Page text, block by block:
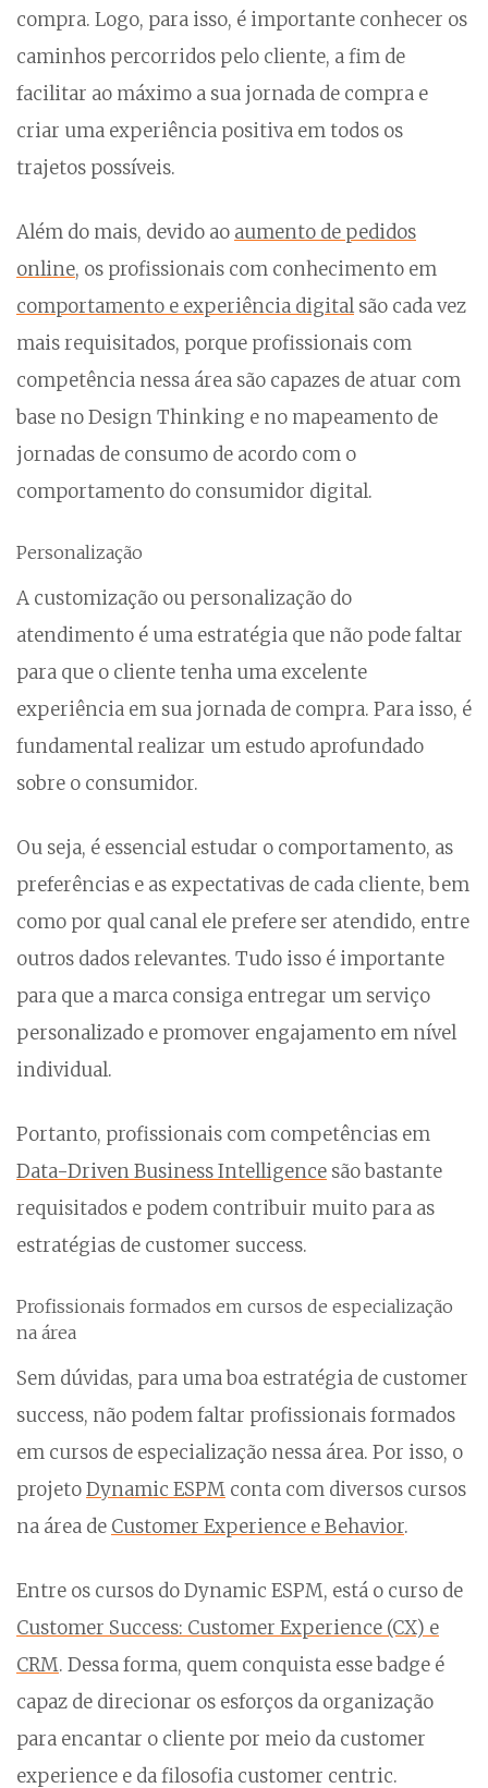
compra. Logo, para isso, é importante conhecer os
caminhos percorridos pelo cliente, a fim de
facilitar ao máximo a sua jornada de compra e
criar uma experiência positiva em todos os
trajetos possíveis.
Além do mais, devido ao aumento de pedidos
online, os profissionais com conhecimento em
comportamento e experiência digital são cada vez
mais requisitados, porque profissionais com
competência nessa área são capazes de atuar com
base no Design Thinking e no mapeamento de
jornadas de consumo de acordo com o
comportamento do consumidor digital.
Personalização
A customização ou personalização do
atendimento é uma estratégia que não pode faltar
para que o cliente tenha uma excelente
experiência em sua jornada de compra. Para isso, é
fundamental realizar um estudo aprofundado
sobre o consumidor.
Ou seja, é essencial estudar o comportamento, as
preferências e as expectativas de cada cliente, bem
como por qual canal ele prefere ser atendido, entre
outros dados relevantes. Tudo isso é importante
para que a marca consiga entregar um serviço
personalizado e promover engajamento em nível
individual.
Portanto, profissionais com competências em
Data-Driven Business Intelligence são bastante
requisitados e podem contribuir muito para as
estratégias de customer success.
Profissionais formados em cursos de especialização
na área
Sem dúvidas, para uma boa estratégia de customer
success, não podem faltar profissionais formados
em cursos de especialização nessa área. Por isso, o
projetoDynamic ESPM conta com diversos cursos
na área de Customer Experience e Behavior.
Entre os cursos do Dynamic ESPM, está o curso de
Customer Success: Customer Experience (CX) e
CRM. Dessa forma, quem conquista esse badge é
capaz de direcionar os esforços da organização
para encantar o cliente por meio da customer
experience e da filosofia customer centric.